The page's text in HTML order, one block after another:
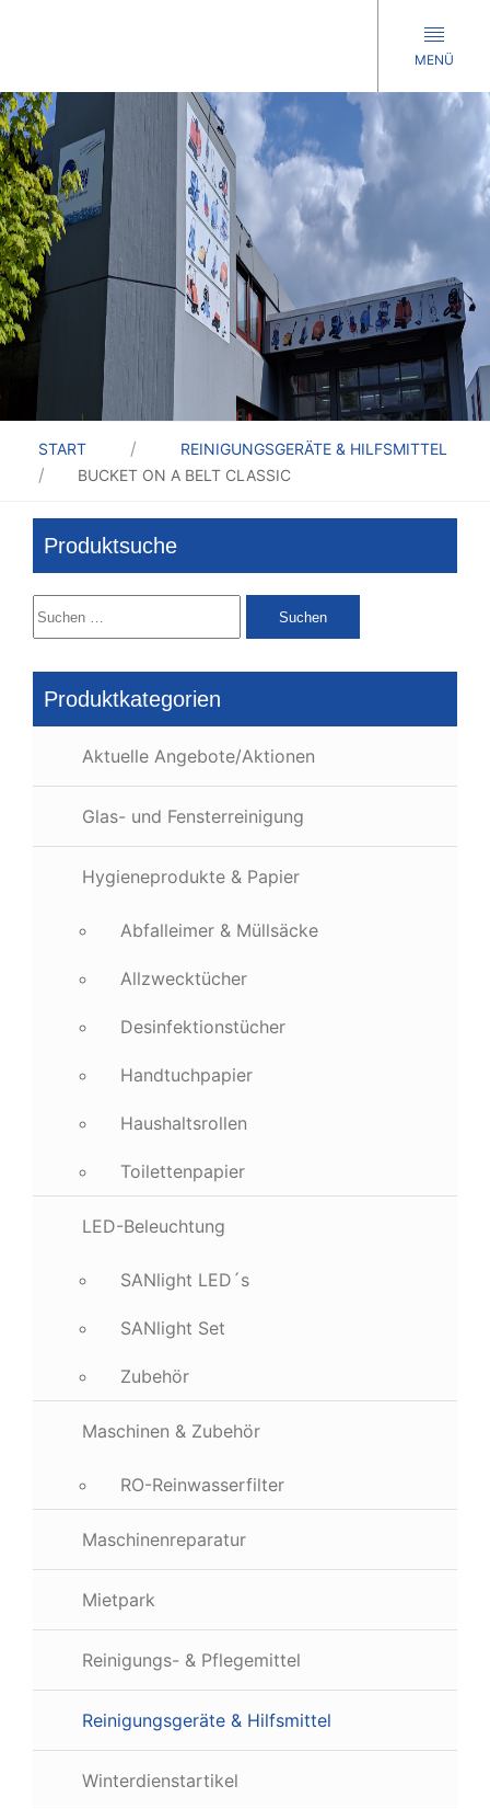
MENÜ
START
REINIGUNGSGERÄTE & HILFSMITTEL
BUCKET ON A BELT CLASSIC
Produktsuche
Suchen
nach:
Produktkategorien
Aktuelle Angebote/Aktionen
Glas- und Fensterreinigung
Hygieneprodukte & Papier
Abfalleimer & Müllsäcke
Allzwecktücher
Desinfektionstücher
Handtuchpapier
Haushaltsrollen
Toilettenpapier
LED-Beleuchtung
SANlight LED´s
SANlight Set
Zubehör
Maschinen & Zubehör
RO-Reinwasserfilter
Maschinenreparatur
Mietpark
Reinigungs- & Pflegemittel
Reinigungsgeräte & Hilfsmittel
Winterdienstartikel